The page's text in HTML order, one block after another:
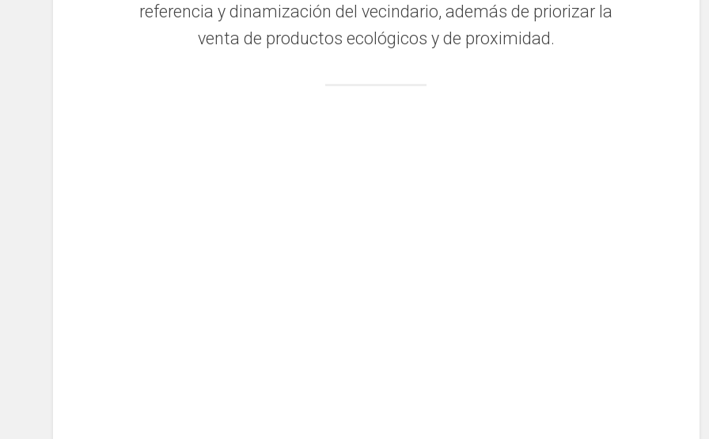
referencia y dinamización del vecindario, además de priorizar la
venta de productos ecológicos y de proximidad.